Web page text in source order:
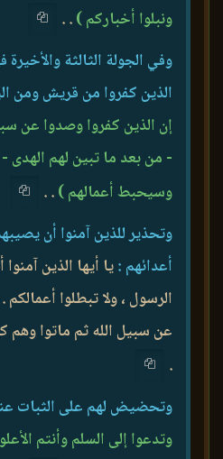
ونبلوا أخباركم ). .
وفي الجولة الثالثة
الذين كفروا من قريش ومن
إن الذين كفروا وصدوا عن
- من بعد ما تبين لهم الهدى
وسيحبط أعمالهم ). .
وتحذير للذين آمنوا أن
أعدائهم :يا أيها الذين
الرسول ، ولا تبطلوا
عن سبيل الله ثم ماتوا وهم
.
وتحضيض لهم على الثبات
وتدعوا إلى السلم وأنتم